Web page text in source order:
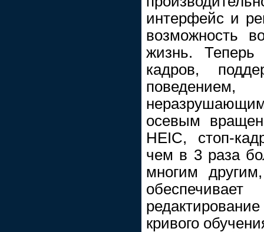
интерфейс и
возможность
жизнь.
кадров,
осевым
HEIC, стоп-
чем в 3 раза
многим
кривого